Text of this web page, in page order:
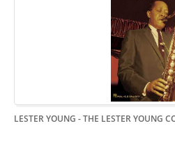
LESTER YOUNG - THE LESTER YOUNG